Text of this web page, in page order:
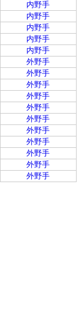
内野手
内野手
内野手
内野手
内野手
外野手
外野手
外野手
外野手
外野手
外野手
外野手
外野手
外野手
外野手
外野手